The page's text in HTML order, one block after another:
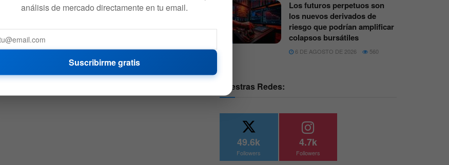
Los futuros perpetuos son
los nuevos derivados de
riesgo que podrían amplificar
colapsos bursátiles
6 DE AGOSTO DE 2026 560
Nuestras Redes:
49.6k
Followers
4.7k
Followers
análisis de mercado directamente en tu email.
Suscribirme gratis